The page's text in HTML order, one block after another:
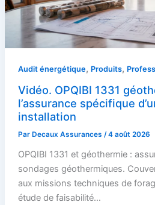
Audit énergétique, Produits,
Vidéo. OPQIBI 1331
l’assurance spécifique
installation
Par Decaux Assurances /4 août 2026
OPQIBI 1331 et géothermie :
sondages géothermiques.
aux missions techniques de
étude de faisabilité…